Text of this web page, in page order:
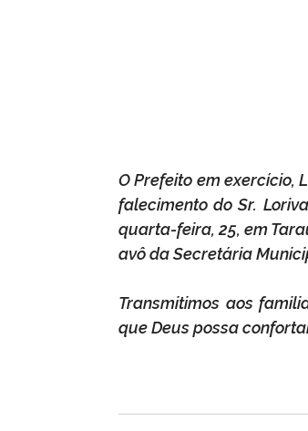
O Prefeito em exercício,
falecimento do Sr.
quarta-feira, 25, em
avô da Secretária
Transmitimos aos
que Deus possa